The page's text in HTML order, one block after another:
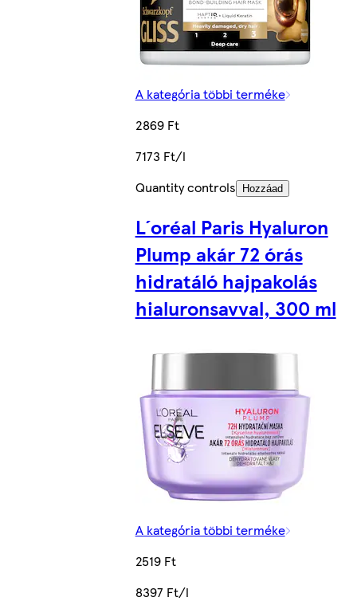
A kategória többi terméke
2869 Ft
7173 Ft/l
Quantity controls
Hozzáad
L´oréal Paris Hyaluron
Plump akár 72 órás
hidratáló hajpakolás
hialuronsavval, 300 ml
A kategória többi terméke
2519 Ft
8397 Ft/l